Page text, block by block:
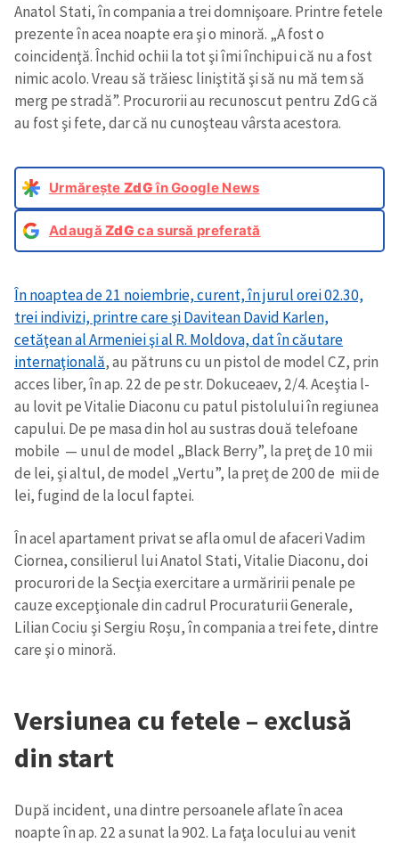
Anatol Stati, în compania a trei domnişoare. Printre fetele
prezente în acea noapte era şi o minoră. „A fost o
coincidenţă. Închid ochii la tot şi îmi închipui că nu a fost
nimic acolo. Vreau să trăiesc liniştită şi să nu mă tem să
merg pe stradă”. Procurorii au recunoscut pentru ZdG că
au fost şi fete, dar că nu cunoşteau vârsta acestora.
Urmărește ZdGîn Google News
AdaugăZdG ca sursă preferată
În noaptea de 21 noiembrie, curent, în jurul orei 02.30,
trei indivizi, printre care şi Davitean David Karlen,
cetăţean al Armeniei şi al R. Moldova, dat în căutare
internaţională, au pătruns cu un pistol de model CZ, prin
acces liber, în ap. 22 de pe str. Dokuceaev, 2/4. Aceştia l-
au lovit pe Vitalie Diaconu cu patul pistolului în regiunea
capului. De pe masa din hol au sustras două telefoane
mobile — unul de model „Black Berry”, la preţ de 10 mii
de lei, şi altul, de model „Vertu”, la preţ de 200 de mii de
lei, fugind de la locul faptei.
În acel apartament privat se afla omul de afaceri Vadim
Ciornea, consilierul lui Anatol Stati, Vitalie Diaconu, doi
procurori de la Secţia exercitare a urmăririi penale pe
cauze excepţionale din cadrul Procuraturii Generale,
Lilian Cociu şi Sergiu Roşu, în compania a trei fete, dintre
care şi o minoră.
Versiunea cu fetele – exclusă
din start
După incident, una dintre persoanele aflate în acea
noapte în ap. 22 a sunat la 902. La faţa locului au venit